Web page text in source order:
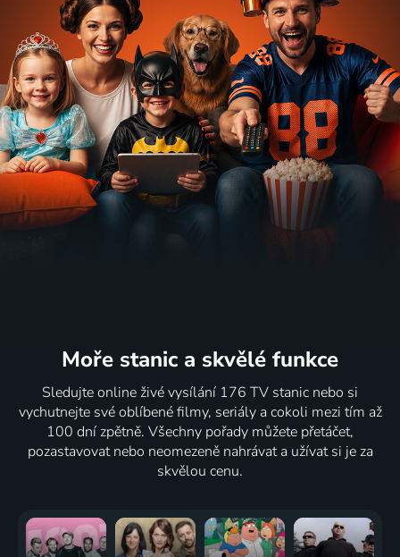
Moře stanic a skvělé funkce
Sledujte online živé vysílání 176 TV stanic nebo si
vychutnejte své oblíbené filmy, seriály a cokoli mezi tím až
100 dní zpětně. Všechny pořady můžete přetáčet,
pozastavovat nebo neomezeně nahrávat a užívat si je za
skvělou cenu.